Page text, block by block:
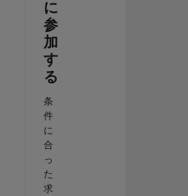
に
参
加
す
る
条
件
に
合
っ
た
求